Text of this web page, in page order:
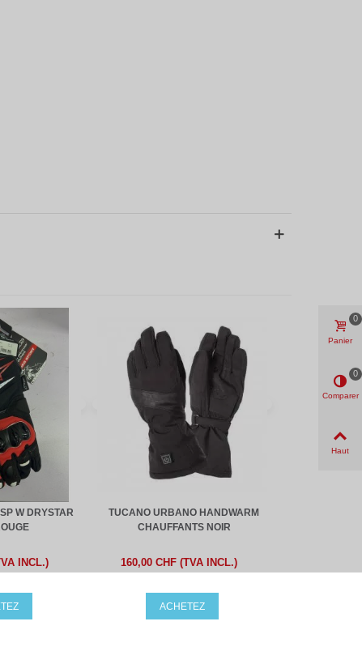
W DRYSTAR
INCL.)
TUCANO URBANO HANDWARM
CHAUFFANTS NOIR
160,00 CHF (TVA INCL.)
ACHETEZ
Panier
0
Comparer
0
Haut